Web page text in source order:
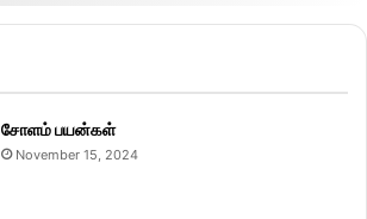
சோளம் பயன்கள்
November 15, 2024